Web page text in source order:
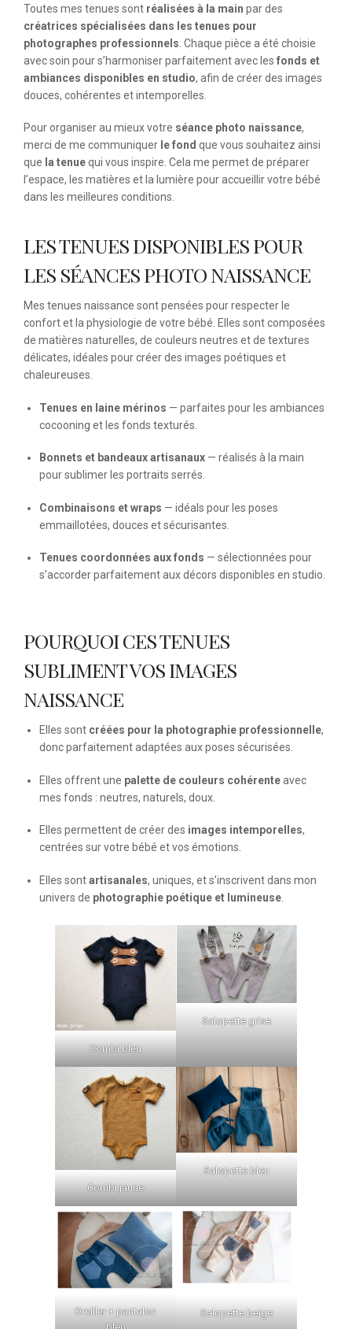
Toutes mes tenues sont réalisées à la main par des
créatrices spécialisées dans les tenues pour
photographes professionnels . Chaque pièce a été choisie
avec soin pour s’harmoniser parfaitement avec les fonds et
ambiances disponibles en studio, afin de créer des images
douces, cohérentes et intemporelles.
Pour organiser au mieux votre séance photo naissance,
merci de me communiquer le fond que vous souhaitez ainsi
que la tenuequi vous inspire. Cela me permet de préparer
l’espace, les matières et la lumière pour accueillir votre bébé
dans les meilleures conditions.
LES TENUES DISPONIBLES POUR
LES SÉANCES PHOTO NAISSANCE
Mes tenues naissance sont pensées pour respecter le
confort et la physiologie de votre bébé. Elles sont composées
de matières naturelles, de couleurs neutres et de textures
délicates, idéales pour créer des images poétiques et
chaleureuses.
Tenues en laine mérinos — parfaites pour les ambiances
cocooning et les fonds texturés.
Bonnets et bandeaux artisanaux — réalisés à la main
pour sublimer les portraits serrés.
Combinaisons et wraps — idéals pour les poses
emmaillotées, douces et sécurisantes.
Tenues coordonnées aux fonds — sélectionnées pour
s’accorder parfaitement aux décors disponibles en studio.
POURQUOI CES TENUES
SUBLIMENT VOS IMAGES
NAISSANCE
Elles sont créées pour la photographie professionnelle,
donc parfaitement adaptées aux poses sécurisées.
Elles offrent une palette de couleurs cohérenteavec
mes fonds : neutres, naturels, doux.
Elles permettent de créer des images intemporelles,
centrées sur votre bébé et vos émotions.
Elles sontartisanales, uniques, et s’inscrivent dans mon
univers de photographie poétique et lumineuse
Combi bleu
Salopette grise
Combi jaune
Salopette bleu
Oreiller + pantalon
Salopette beige